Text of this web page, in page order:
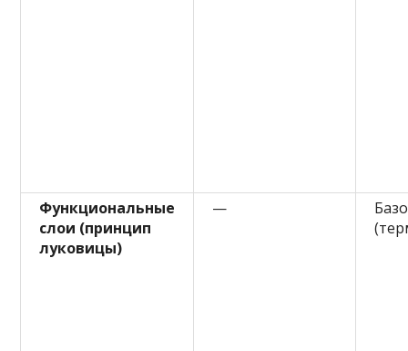
Функциональные
слои (принцип
луковицы)
—